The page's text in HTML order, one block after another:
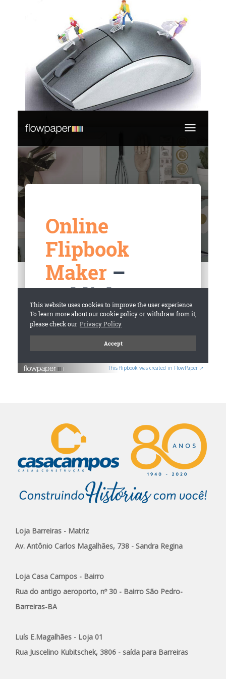
This flipbook was created in FlowPaper ↗
Loja Barreiras - Matriz
Av. Antônio Carlos Magalhães, 738 - Sandra Regina
Loja Casa Campos - Bairro
Rua do antigo aeroporto, nº 30 - Bairro São Pedro-
Barreiras-BA
Luís E.Magalhães - Loja 01
Rua Juscelino Kubitschek, 3806 - saída para Barreiras